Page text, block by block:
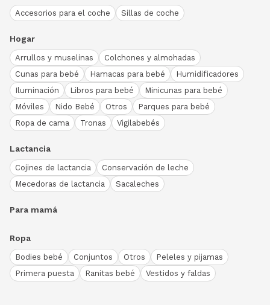
Accesorios para el coche Sillas de coche
Hogar
Arrullos y muselinas
Colchones y almohadas
Cunas para bebé
Hamacas para bebé
Humidificadores
Iluminación
Libros para bebé
Minicunas para bebé
Móviles
Nido Bebé Otros
Parques para bebé
Ropa de cama
Tronas Vigilabebés
Lactancia
Cojines de lactancia
Conservación de leche
Mecedoras de lactancia
Sacaleches
Para mamá
Ropa
Bodies bebé Conjuntos Otros
Peleles y pijamas
Primera puesta
Ranitas bebé Vestidos y faldas